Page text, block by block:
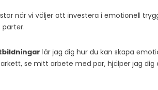
när vi väljer att investera i emotionell
parter.
lär jag dig hur du kan skapa
se mitt arbete med par, hjälper jag